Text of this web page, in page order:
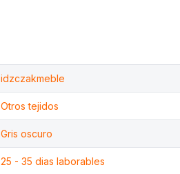
idzczakmeble
Otros tejidos
Gris oscuro
25 - 35 dias laborables